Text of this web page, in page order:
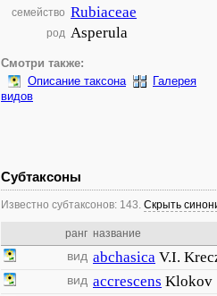
семейство Rubiaceae
род Asperula
Смотри также:
Описание таксона
Галерея
видов
Субтаксоны
Известно субтаксонов: 143. Скрыть
ранг название
вид abchasica V.I.
вид accrescens Klokov